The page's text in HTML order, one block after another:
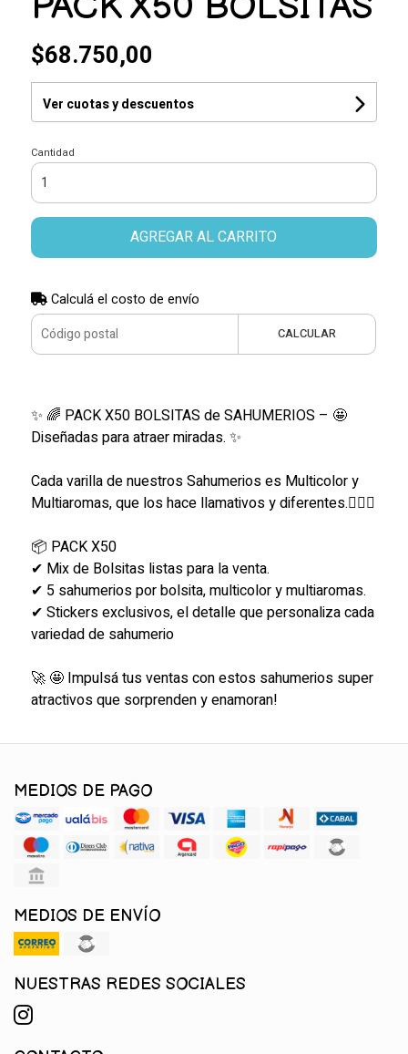
$68.750,00
Ver cuotas y descuentos
Cantidad
AGREGAR AL CARRITO
Calculá el costo de envío
CALCULAR
✨ 🌈 PACK X50 BOLSITAS de SAHUMERIOS – 🤩
Diseñadas para atraer miradas. ✨
Cada varilla de nuestros Sahumerios es Multicolor y
Multiaromas, que los hace llamativos y diferentes.🧘🏽‍♀️
📦 PACK X50
✔ Mix de Bolsitas listas para la venta.
✔ 5 sahumerios por bolsita, multicolor y multiaromas.
✔ Stickers exclusivos, el detalle que personaliza cada
variedad de sahumerio
🚀 🤩 Impulsá tus ventas con estos sahumerios super
atractivos que sorprenden y enamoran!
MEDIOS DE PAGO
MEDIOS DE ENVÍO
NUESTRAS REDES SOCIALES